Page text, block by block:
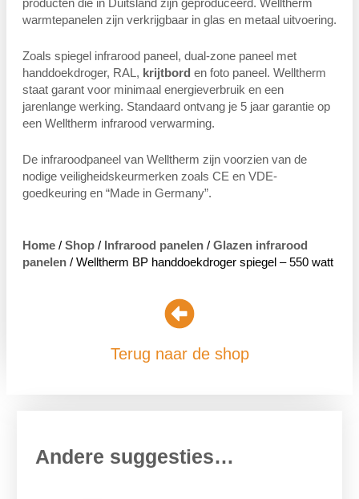
producten die in Duitsland zijn geproduceerd. Welltherm
warmtepanelen zijn verkrijgbaar in glas en metaal uitvoering.
Zoals spiegel infrarood paneel, dual-zone paneel met
handdoekdroger, RAL, krijtbord en foto paneel. Welltherm
staat garant voor minimaal energieverbruik en een
jarenlange werking. Standaard ontvang je 5 jaar garantie op
een Welltherm infrarood verwarming.
De infraroodpaneel van Welltherm zijn voorzien van de
nodige veiligheidskeurmerken zoals CE en VDE-
goedkeuring en “Made in Germany”.
Home / Shop / Infrarood panelen / Glazen infrarood
panelen / Welltherm BP handdoekdroger spiegel – 550 watt
Terug naar de shop
Andere suggesties…